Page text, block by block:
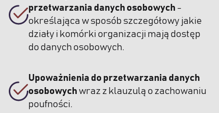
przetwarzania danych osobowych -
określająca w sposób szczegółowy jakie
działy i komórki organizacji mają dostęp
do danych osobowych.
Upoważnienia do przetwarzania danych
osobowych wraz z klauzulą o zachowaniu
poufności.